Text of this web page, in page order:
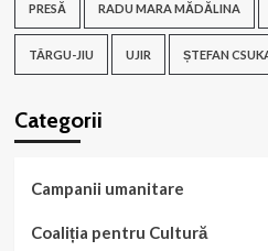
PRESĂ RADU MARA MĂDĂLINA
TÂRGU-JIU UJIR ȘTEFAN
Categorii
Campanii umanitare
Coaliția pentru Cultură